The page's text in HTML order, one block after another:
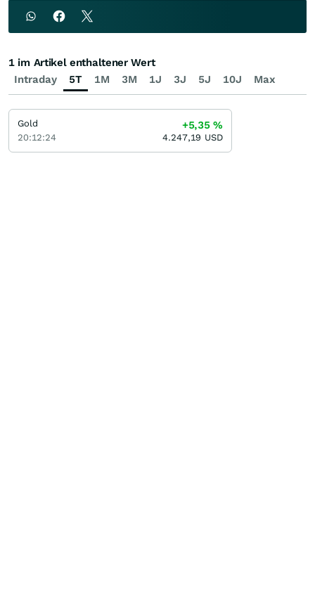
Intraday 5T 1M 3M 1J 3J 5J 10J Max
1 im Artikel enthaltener Wert
Gold
20:12:24
+5,35%
4.247,19 USD